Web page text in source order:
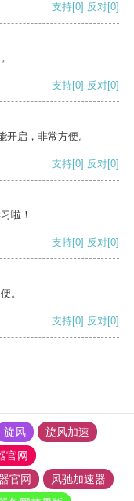
支持[0] 反对[0]
支持[0] 反对[0]
启，非常方便。
支持[0] 反对[0]
啦！
支持[0] 反对[0]
。
支持[0] 反对[0]
旋风
旋风加速
官网
官网
风驰加速器